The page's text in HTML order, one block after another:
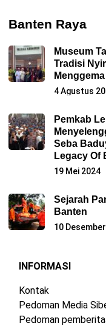
Banten Raya
Museum
Tradisi
4 Agustus
Pemkab
Seba
Legacy Of
19 Mei 2024
Sejarah
Banten
10
INFORMASI
Kontak
Pedoman Media
Pedoman